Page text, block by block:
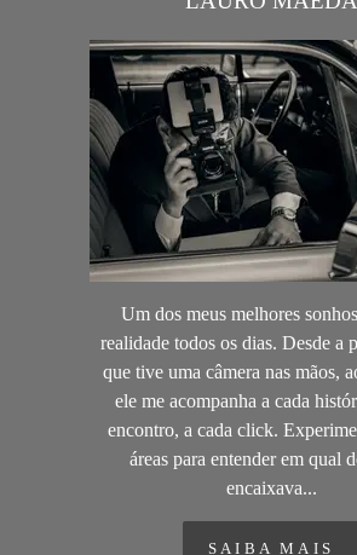
Um dos meus melhores
realidade todos os dias. Desde a
que tive uma câmera nas mãos,
ele me acompanha a cada
encontro, a cada click.
áreas para entender em qual
encaixava...
SAIBA MAIS